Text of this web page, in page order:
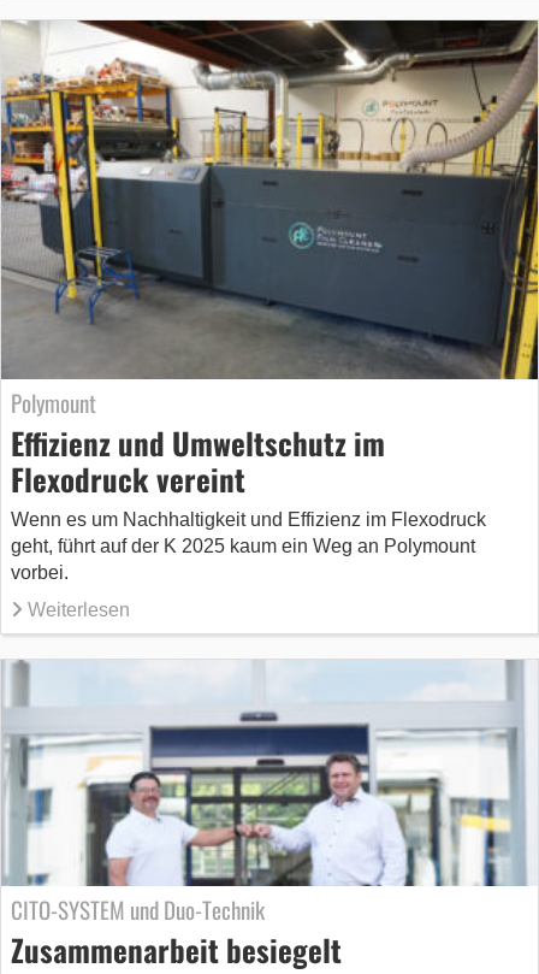
Polymount
Effizienz und Umweltschutz im
Flexodruck vereint
Wenn es um Nachhaltigkeit und Effizienz im Flexodruck
geht, führt auf der K 2025 kaum ein Weg an Polymount
vorbei.
Weiterlesen
CITO-SYSTEM und Duo-Technik
Zusammenarbeit besiegelt